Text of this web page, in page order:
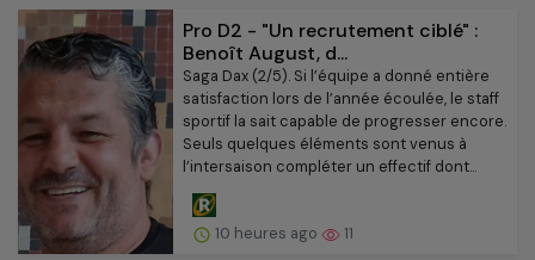
Pro D2 - "Un recrutement ciblé" :
Benoît August, d...
Saga Dax (2/5). Si l’équipe a donné entière
satisfaction lors de l’année écoulée, le staff
sportif la sait capable de progresser encore.
Seuls quelques éléments sont venus à
l’intersaison compléter un effectif dont...
10 heures ago 11